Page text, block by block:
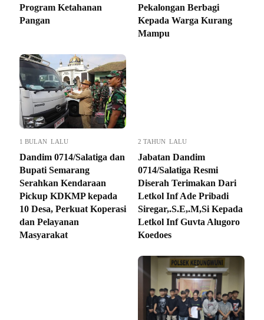
Program Ketahanan
Pangan
Pekalongan Berbagi
Kepada Warga Kurang
Mampu
1 BULAN LALU
Dandim 0714/Salatiga dan
Bupati Semarang
Serahkan Kendaraan
Pickup KDKMP kepada
10 Desa, Perkuat Koperasi
dan Pelayanan
Masyarakat
2 TAHUN LALU
Jabatan Dandim
0714/Salatiga Resmi
Diserah Terimakan Dari
Letkol Inf Ade Pribadi
Siregar,.S.E,.M,Si Kepada
Letkol Inf Guvta Alugoro
Koedoes